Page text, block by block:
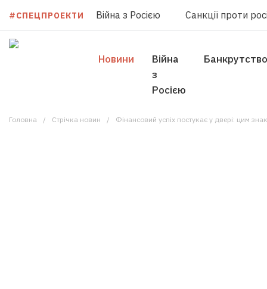
#СПЕЦПРОЕКТИ Війна з Росією Санкції проти
Новини
Війна
з
Росією
Банкрутство
Головна Стрічка новин Фінансовий успіх постукає у двері: цим